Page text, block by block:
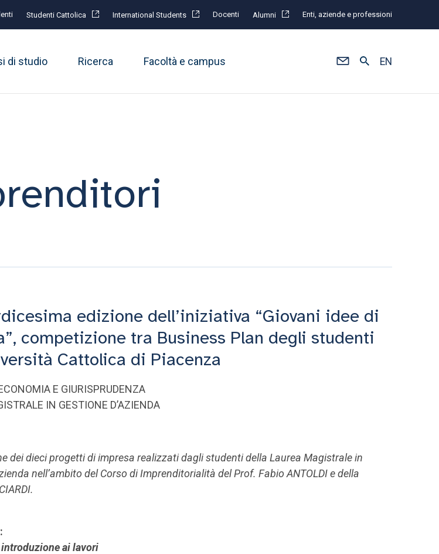
Studenti Cattolica International Students Docenti Alumni Enti, aziende e professioni
di studio Ricerca Facoltà e campus EN
edizione dell’iniziativa “Giovani idee di
competizione tra Business Plan degli studenti
Cattolica di Piacenza
E GIURISPRUDENZA
IN GESTIONE D’AZIENDA
dei dieci progetti di impresa realizzati dagli studenti della Laurea Magistrale in
nell’ambito del Corso di Imprenditorialità del Prof. Fabio ANTOLDI e della
ai lavori